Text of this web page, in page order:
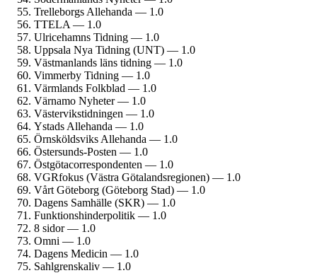
Trelleborgs Allehanda — 1.0
TTELA — 1.0
Ulricehamns Tidning — 1.0
Uppsala Nya Tidning (UNT) — 1.0
Västmanlands läns tidning — 1.0
Vimmerby Tidning — 1.0
Värmlands Folkblad — 1.0
Värnamo Nyheter — 1.0
Västervikstidningen — 1.0
Ystads Allehanda — 1.0
Örnsköldsviks Allehanda — 1.0
Östersunds-Posten — 1.0
Östgöta­correspondenten — 1.0
VGRfokus (Västra Götalands­regionen) — 1.0
Vårt Göteborg (Göteborg Stad) — 1.0
Dagens Samhälle (SKR) — 1.0
Funktionshinder­politik — 1.0
8 sidor — 1.0
Omni — 1.0
Dagens Medicin — 1.0
Sahlgrenskaliv — 1.0